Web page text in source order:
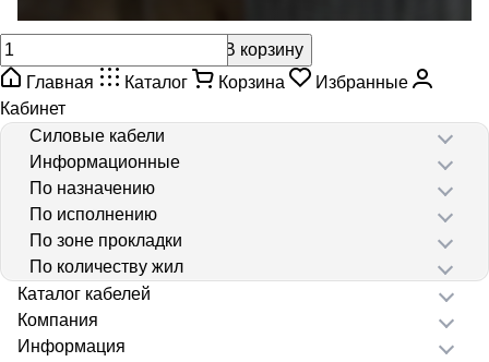
В корзину
Главная
Каталог Корзина
Избранные
Кабинет
Силовые кабели
Информационные
По назначению
По исполнению
По зоне прокладки
По количеству жил
Каталог кабелей
Компания
Информация